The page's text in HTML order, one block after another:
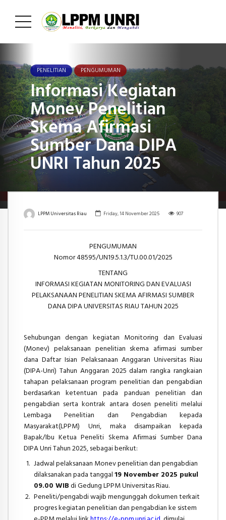
PENELITIAN PENGUMUMAN
Informasi Kegiatan
Monev Penelitian
Skema Afirmasi
Sumber Dana DIPA
UNRI Tahun 2025
LPPM Universitas Riau Friday, 14 November 2025 907
PENGUMUMAN
Nomor 48595/UN19.5.1.3/TU.00.01/2025
TENTANG
INFORMASI KEGIATAN MONITORING DAN EVALUASI
PELAKSANAAN PENELITIAN SKEMA AFIRMASI SUMBER
DANA DIPA UNIVERSITAS RIAU TAHUN 2025
Sehubungan dengan kegiatan Monitoring dan Evaluasi
(Monev) pelaksanaan penelitian skema afirmasi sumber
dana Daftar Isian Pelaksanaan Anggaran Universitas Riau
(DIPA-Unri) Tahun Anggaran 2025 dalam rangka rangkaian
tahapan pelaksanaan program penelitian dan pengabdian
berdasarkan ketentuan pada panduan penelitian dan
pengabdian serta kontrak antara dosen peneliti melalui
Lembaga Penelitian dan Pengabdian kepada
Masyarakat(LPPM) Unri, maka disampaikan kepada
Bapak/Ibu Ketua Peneliti Skema Afirmasi Sumber Dana
DIPA Unri Tahun 2025, sebagai berikut:
Jadwal pelaksanaan Monev penelitian dan pengabdian
dilaksanakan pada tanggal 19 November 2025 pukul
09.00 WIB di Gedung LPPM Universitas Riau.
Peneliti/pengabdi wajib mengunggah dokumen terkait
progres kegiatan penelitian dan pengabdian ke sistem